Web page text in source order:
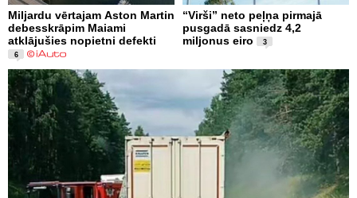
Miljardu vērtajam Aston Martin
debesskrāpim Maiami
atklājušies nopietni defekti
6
“Virši” neto peļņa pirmajā
pusgadā sasniedz 4,2
miljonus eiro
3